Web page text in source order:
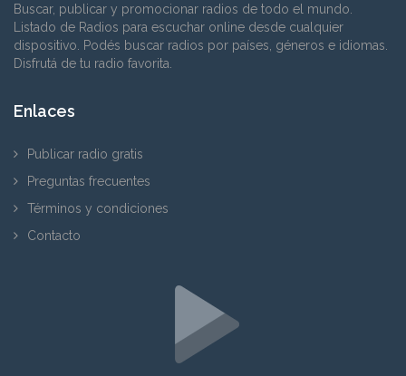
Buscar, publicar y promocionar radios de todo el mundo.
Listado de Radios para escuchar online desde cualquier
dispositivo. Podés buscar radios por países, géneros e idiomas.
Disfrutá de tu radio favorita.
Enlaces
Publicar radio gratis
Preguntas frecuentes
Términos y condiciones
Contacto